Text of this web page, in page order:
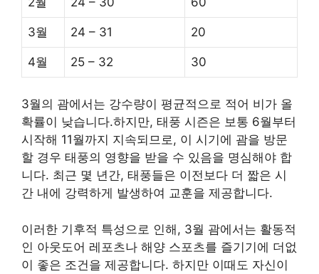
3월 24 – 31 20
4월 25 – 32 30
3월의 괌에서는 강수량이 평균적으로 적어 비가 올
확률이 낮습니다.하지만, 태풍 시즌은 보통 6월부터
시작해 11월까지 지속되므로, 이 시기에 괌을 방문
할 경우 태풍의 영향을 받을 수 있음을 명심해야 합
니다. 최근 몇 년간, 태풍들은 이전보다 더 짧은 시
간 내에 강력하게 발생하여 교훈을 제공합니다.
이러한 기후적 특성으로 인해, 3월 괌에서는 활동적
인 아웃도어 레포츠나 해양 스포츠를 즐기기에 더없
이 좋은 조건을 제공합니다. 하지만 이때도 자신이